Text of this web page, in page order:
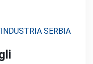
SERBIA